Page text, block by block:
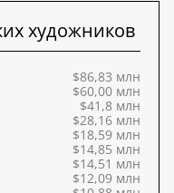
художников
$86,83 млн
$60,00 млн
$41,8 млн
$28,16 млн
$18,59 млн
$14,85 млн
$14,51 млн
$12,09 млн